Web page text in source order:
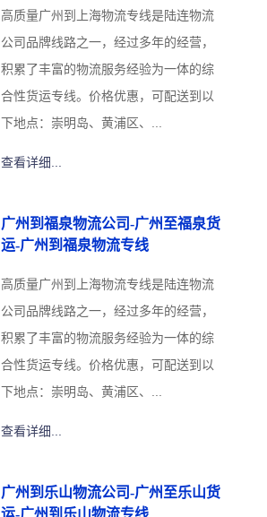
高质量广州到上海物流专线是陆连物流
公司品牌线路之一，经过多年的经营，
积累了丰富的物流服务经验为一体的综
合性货运专线。价格优惠，可配送到以
下地点：崇明岛、黄浦区、...
查看详细...
广州到福泉物流公司-广州至福泉货
运-广州到福泉物流专线
高质量广州到上海物流专线是陆连物流
公司品牌线路之一，经过多年的经营，
积累了丰富的物流服务经验为一体的综
合性货运专线。价格优惠，可配送到以
下地点：崇明岛、黄浦区、...
查看详细...
广州到乐山物流公司-广州至乐山货
运-广州到乐山物流专线